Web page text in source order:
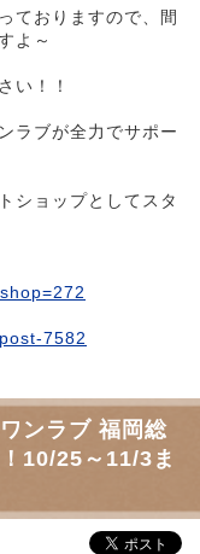
ておりますので、間
よ～
い！！
ラブが全力でサポー
ショップとしてスタ
7582
ンラブ 福岡総
10/25～11/3ま